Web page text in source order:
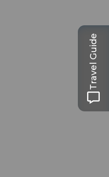
Travel Guide